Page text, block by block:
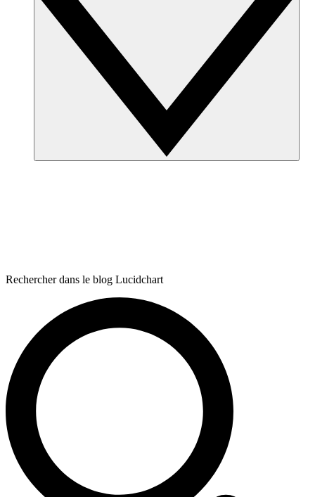
Rechercher dans le blog Lucidchart